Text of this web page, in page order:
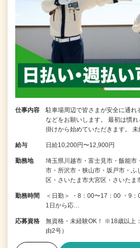
仕事内容
駐車場周辺で皆さまが安全に通れ
などをお願いします。 最初は慣
掛けから始めていただきます。
給与 日給10,200円〜12,900円
勤務地
埼玉県川越市・富士見市・飯能市
市・所沢市・狭山市・坂戸市・ふ
区・さいたま市大宮区・さいたま
勤務時間
＜日勤＞ ・8：00〜17：00 ・9
1日から応…
応募資格
無資格・未経験OK！ ※18歳以上
由2号）